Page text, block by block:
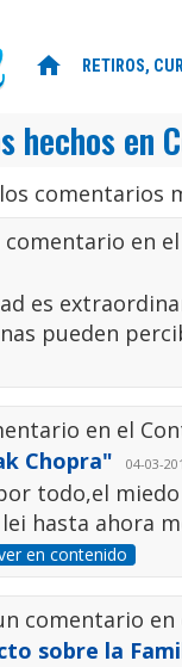
home RETIROS,
hechos en
comentarios
comentario en
es
pueden
en el
Chopra"
04-03-
todo,el
hasta ahora
en contenido
comentario en
sobre la